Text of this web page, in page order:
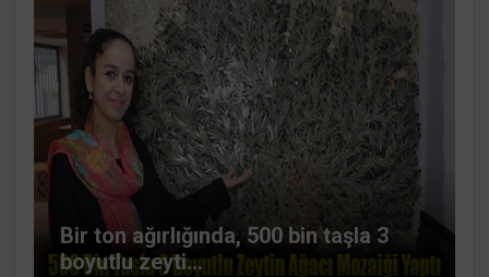
Bir ton ağırlığında, 500 bin taşla 3
boyutlu zeyti...